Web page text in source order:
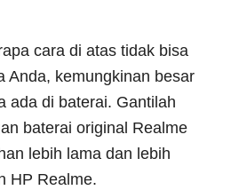
cara di atas tidak bisa
Anda, kemungkinan besar
ada di baterai. Gantilah
baterai original Realme
lebih lama dan lebih
HP Realme.